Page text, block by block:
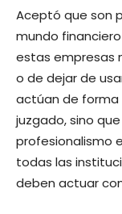
Aceptó que son
mundo
estas empresas
o de dejar de
actúan de forma
juzgado, sino
profesionalismo
todas las
deben actuar